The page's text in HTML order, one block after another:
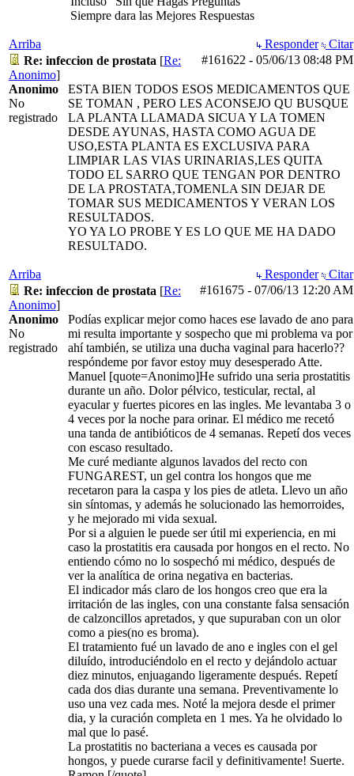
Siempre dara las Mejores Respuestas
Arriba Responder
Citar
#161622 - 05/06/13 08:48 PM
Re: infeccion de prostata [Re:
Anonimo]
Anonimo
No
registrado
ESTA BIEN TODOS ESOS MEDICAMENTOS QUE
SE TOMAN , PERO LES ACONSEJO QU BUSQUE
LA PLANTA LLAMADA SICUA Y LA TOMEN
DESDE AYUNAS, HASTA COMO AGUA DE
USO,ESTA PLANTA ES EXCLUSIVA PARA
LIMPIAR LAS VIAS URINARIAS,LES QUITA
TODO EL SARRO QUE TENGAN POR DENTRO
DE LA PROSTATA,TOMENLA SIN DEJAR DE
TOMAR SUS MEDICAMENTOS Y VERAN LOS
RESULTADOS.
YO YA LO PROBE Y ES LO QUE ME HA DADO
RESULTADO.
Arriba Responder
Citar
#161675 - 07/06/13 12:20 AM
Re: infeccion de prostata [Re:
Anonimo]
Anonimo
No
registrado
Podías explicar mejor como haces ese lavado de ano para
mi resulta importante y sospecho que mi problema va por
ahí también, se utiliza una ducha vaginal para hacerlo??
respóndeme por favor estoy muy desesperado Atte.
Manuel [quote=Anonimo]He sufrido una seria prostatitis
durante un año. Dolor pélvico, testicular, rectal, al
eyacular y fuertes picores en las ingles. Me levantaba 3 o
4 veces por la noche para orinar. El médico me recetó
una tanda de antibióticos de 4 semanas. Repetí dos veces
con escaso resultado.
Me curé mediante algunos lavados del recto con
FUNGAREST, un gel contra los hongos que me
recetaron para la caspa y los pies de atleta. Llevo un año
sin síntomas, y además he solucionado las hemorroides,
y he mejorado mi vida sexual.
Por si a alguien le puede ser útil mi experiencia, en mi
caso la prostatitis era causada por hongos en el recto. No
entiendo cómo no lo sospechó mi médico, después de
ver la analítica de orina negativa en bacterias.
El indicador más claro de los hongos creo que era la
irritación de las ingles, con una constante falsa sensación
de calzoncillos apretados, y que supuraban con un olor
como a pies(no es broma).
El tratamiento fué un lavado de ano e ingles con el gel
diluído, introduciéndolo en el recto y dejándolo actuar
diez minutos, enjuagando ligeramente después. Repetí
cada dos dias durante una semana. Preventivamente lo
uso una vez cada mes. Noté la mejora desde el primer
dia, y la curación completa en 1 mes. Ya he olvidado lo
mal que lo pasé.
La prostatitis no bacteriana a veces es causada por
hongos, y puede curarse facil y definitivamente! Suerte.